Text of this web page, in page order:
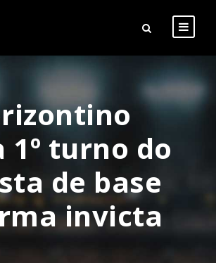
1º turno do
de base
invicta